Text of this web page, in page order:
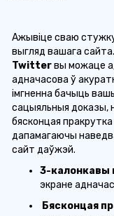
Ажывіце сваю
выгляд вашага
Twitterвы можаце
адначасова ў
імгненна бачыць
сацыяльныя доказы,
бясконцая
дапамагаючы
сайт даўжэй.
3-калонкавы
экране
Бясконцая